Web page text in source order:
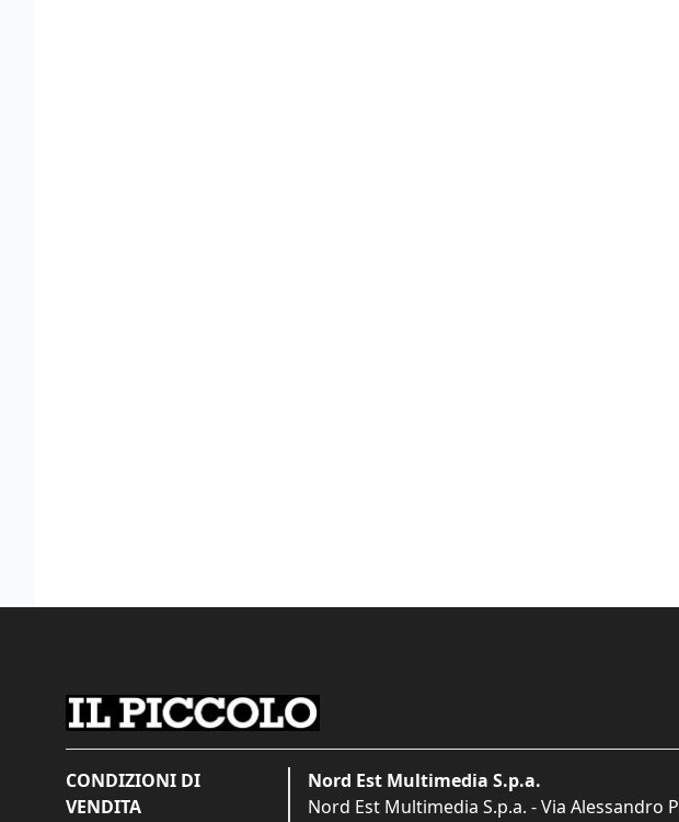
CONDIZIONI DI
VENDITA
Nord Est Multimedia S.p.a.
Nord Est Multimedia S.p.a. - Via Alessandro